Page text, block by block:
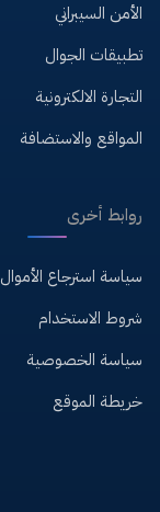
الأمن السيبراني
تطبيقات الجوال
التجارة الالكترونية
المواقع والاستضافة
روابط أخرى
سياسة استرجاع الأموال
شروط الاستخدام
سياسة الخصوصية
خريطة الموقع